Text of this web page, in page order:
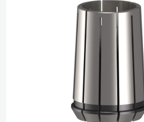
Legg i handlekurv
Sammenlign
Legg i ønskeliste
Beskrivelse
Spesifikasjoner